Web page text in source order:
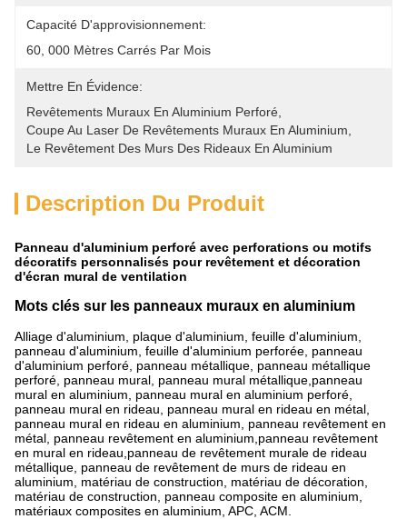
Capacité D'approvisionnement:
60, 000 Mètres Carrés Par Mois
Mettre En Évidence:
Revêtements Muraux En Aluminium Perforé
Coupe Au Laser De Revêtements Muraux En Aluminium
Le Revêtement Des Murs Des Rideaux En Aluminium
Description Du Produit
Panneau d'aluminium perforé avec perforations ou motifs
décoratifs personnalisés pour revêtement et décoration
d'écran mural de ventilation
Mots clés sur les panneaux muraux en aluminium
Alliage d'aluminium, plaque d'aluminium, feuille d'aluminium,
panneau d'aluminium, feuille d'aluminium perforée, panneau
d'aluminium perforé, panneau métallique, panneau métallique
perforé, panneau mural, panneau mural métallique,panneau
mural en aluminium, panneau mural en aluminium perforé,
panneau mural en rideau, panneau mural en rideau en métal,
panneau mural en rideau en aluminium, panneau revêtement en
métal, panneau revêtement en aluminium,panneau revêtement
en mural en rideau,panneau de revêtement murale de rideau
métallique, panneau de revêtement de murs de rideau en
aluminium, matériau de construction, matériau de décoration,
matériau de construction, panneau composite en aluminium,
matériaux composites en aluminium, APC, ACM.